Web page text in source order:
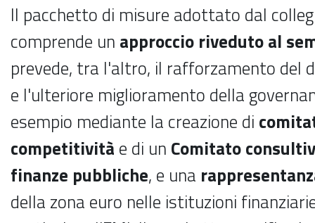
Il pacchetto di misure adottato dal
comprende un approccio riveduto al
prevede, tra l'altro, il rafforzamento del
e l'ulteriore miglioramento della
esempio mediante la creazione di
competitività e di un Comitato
finanze pubbliche, e una
della zona euro nelle istituzioni